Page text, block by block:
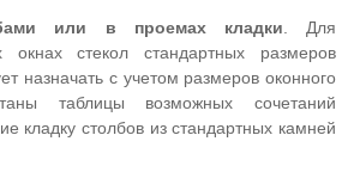
или в проемах кладки . Для
стекол стандартных размеров
назначать с учетом размеров оконного
таблицы возможных сочетаний
кладку столбов из стандартных камней